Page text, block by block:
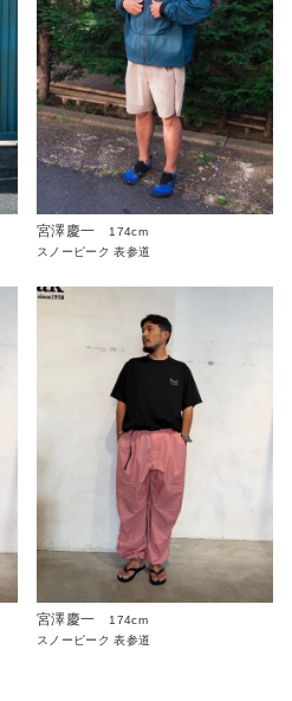
宮澤慶一
174cm
スノーピーク 表参道
宮澤慶一
174cm
スノーピーク 表参道